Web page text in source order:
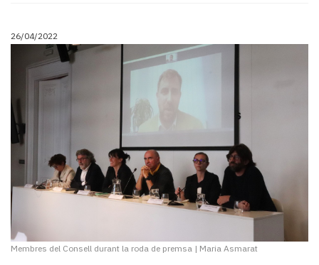
26/04/2022
Membres del Consell durant la roda de premsa | Maria Asmarat